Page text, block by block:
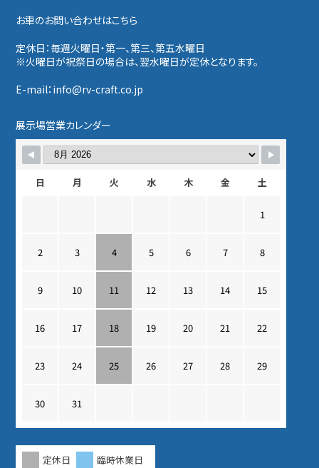
お車のお問い合わせはこちら
定休日：毎週火曜日・第一、第三、第五水曜日
※火曜日が祝祭日の場合は、翌水曜日が定休となります。
E-mail：info@rv-craft.co.jp
展示場営業カレンダー
日 月 火 水 木 金 土
1
2 3 4 5 6 7 8
9 10 11 12 13 14 15
16 17 18 19 20 21 22
23 24 25 26 27 28 29
30 31
定休日 臨時休業日